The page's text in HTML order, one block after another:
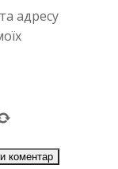
адресу